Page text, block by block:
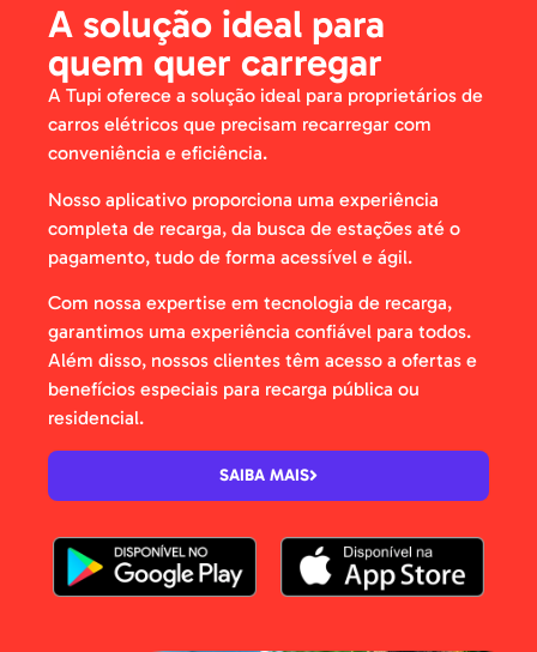
A solução ideal para
quem quer carregar
A Tupi oferece a solução ideal para proprietários de
carros elétricos que precisam recarregar com
conveniência e eficiência.
Nosso aplicativo proporciona uma experiência
completa de recarga, da busca de estações até o
pagamento, tudo de forma acessível e ágil.
Com nossa expertise em tecnologia de recarga,
garantimos uma experiência confiável para todos.
Além disso, nossos clientes têm acesso a ofertas e
benefícios especiais para recarga pública ou
residencial.
SAIBA MAIS